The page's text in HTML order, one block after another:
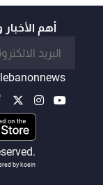
أهم
by koein